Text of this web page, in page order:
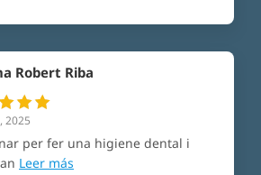
Robert Riba
2025
per fer una higiene dental i
Leer más